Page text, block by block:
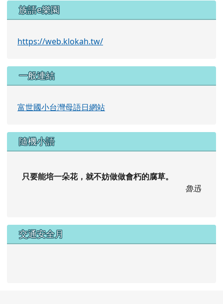
族語e樂園
https://web.klokah.tw/
一般連結
富世國小台灣母語日網站
隨機小語
只要能培一朵花，就不妨做做會朽的腐草。
魯迅
交通安全月